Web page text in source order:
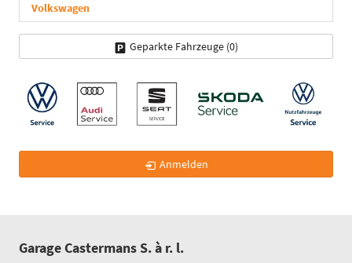
Volkswagen
Geparkte Fahrzeuge (0)
Anmelden
Garage Castermans S. à r. l.